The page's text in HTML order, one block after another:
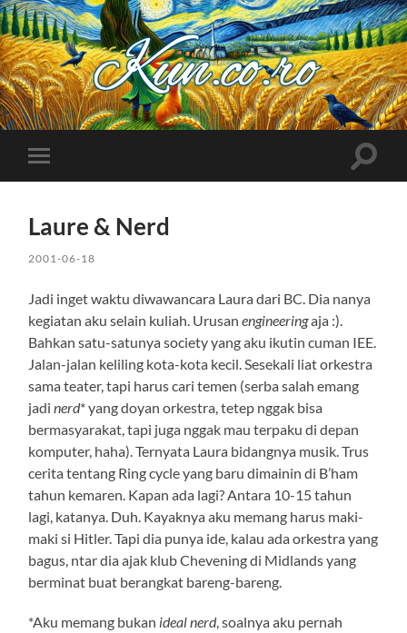
Kuncoro++
Toggle
mobile
Toggle
Laure & Nerd
2001-06-18
Jadi inget waktu diwawancara Laura dari BC. Dia nanya
kegiatan aku selain kuliah. Urusanengineeringaja :).
Bahkan satu-satunya society yang aku ikutin cuman IEE.
Jalan-jalan keliling kota-kota kecil. Sesekali liat orkestra
sama teater, tapi harus cari temen (serba salah emang
jadinerd* yang doyan orkestra, tetep nggak bisa
bermasyarakat, tapi juga nggak mau terpaku di depan
komputer, haha). Ternyata Laura bidangnya musik. Trus
cerita tentang Ring cycle yang baru dimainin di B’ham
tahun kemaren. Kapan ada lagi? Antara 10-15 tahun
lagi, katanya. Duh. Kayaknya aku memang harus maki-
maki si Hitler. Tapi dia punya ide, kalau ada orkestra yang
bagus, ntar dia ajak klub Chevening di Midlands yang
berminat buat berangkat bareng-bareng.
*Aku memang bukan ideal nerd, soalnya aku pernah